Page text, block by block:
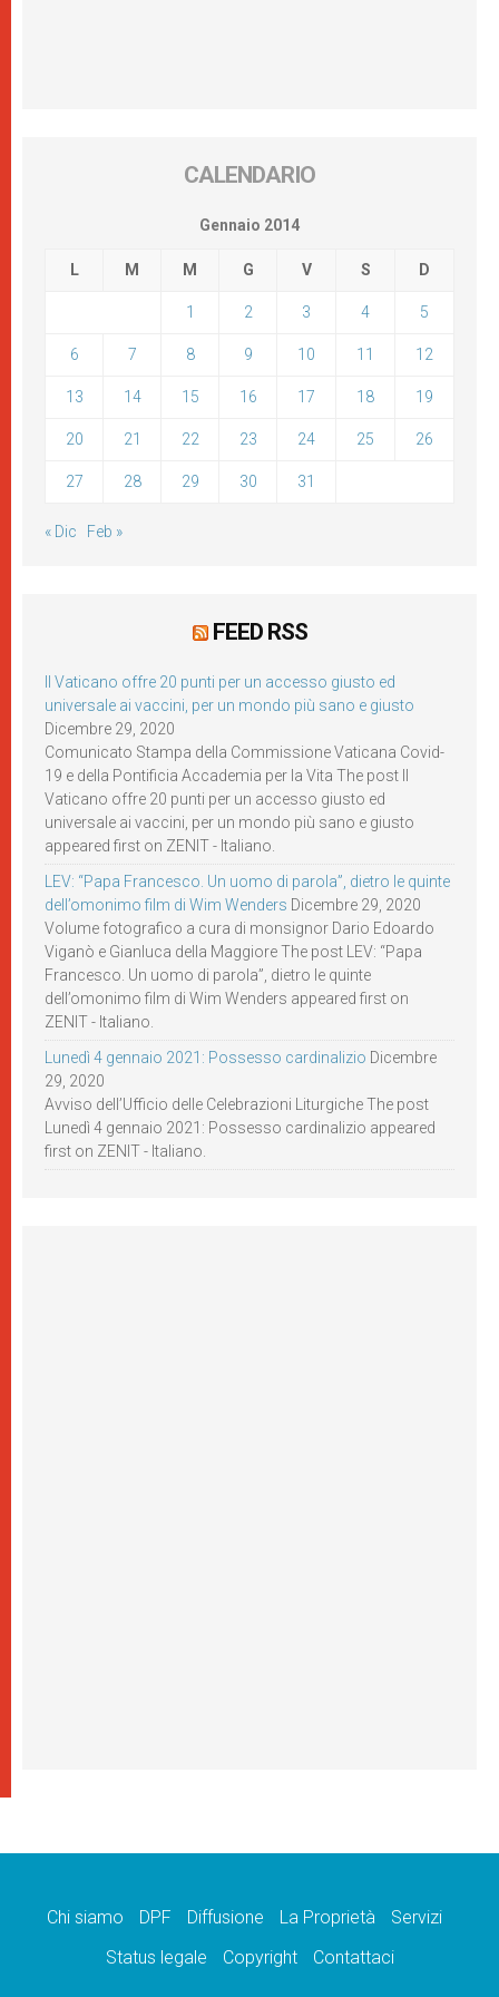
CALENDARIO
Gennaio 2014
L M M G V S D
1 2 3 4 5
6 7 8 9 10 11 12
13 14 15 16 17 18 19
20 21 22 23 24 25 26
27 28 29 30 31
« Dic Feb »
FEED RSS
Il Vaticano offre 20 punti per un accesso giusto ed
universale ai vaccini, per un mondo più sano e giusto
Dicembre 29, 2020
Comunicato Stampa della Commissione Vaticana Covid-
19 e della Pontificia Accademia per la Vita The post Il
Vaticano offre 20 punti per un accesso giusto ed
universale ai vaccini, per un mondo più sano e giusto
appeared first on ZENIT - Italiano.
LEV: “Papa Francesco. Un uomo di parola”, dietro le quinte
dell’omonimo film di Wim Wenders Dicembre 29, 2020
Volume fotografico a cura di monsignor Dario Edoardo
Viganò e Gianluca della Maggiore The post LEV: “Papa
Francesco. Un uomo di parola”, dietro le quinte
dell’omonimo film di Wim Wenders appeared first on
ZENIT - Italiano.
Lunedì 4 gennaio 2021: Possesso cardinalizio Dicembre
29, 2020
Avviso dell’Ufficio delle Celebrazioni Liturgiche The post
Lunedì 4 gennaio 2021: Possesso cardinalizio appeared
first on ZENIT - Italiano.
Chi siamo DPF Diffusione La Proprietà
Servizi
Status legale
Copyright Contattaci